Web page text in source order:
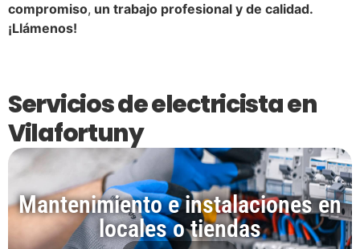
compromiso, un trabajo profesional y de calidad.
¡Llámenos!
Servicios de electricista en
Vilafortuny
Mantenimiento e instalaciones en
locales o tiendas